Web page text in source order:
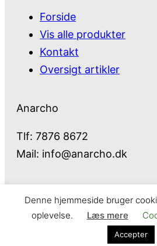
Forside
Vis alle produkter
Kontakt
Oversigt artikler
Anarcho
Tlf: 7876 8672
Mail: info@anarcho.dk
Anarcho – alt i Hårde
Cookie- og privatlivspolitik Kontakt
Denne hjemmeside bruger
oplevelse.
Læs mere
Accepter